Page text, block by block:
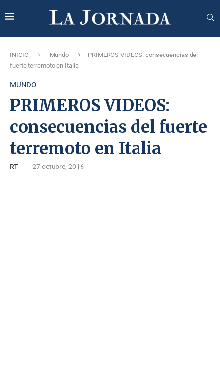
INICIO Mundo
PRIMEROS VIDEOS: consecuencias del
fuerte terremoto en Italia
MUNDO
PRIMEROS VIDEOS:
consecuencias del fuerte
terremoto en Italia
RT 27 octubre, 2016